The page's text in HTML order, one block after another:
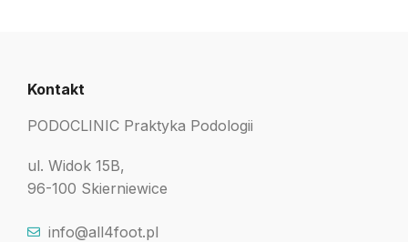
Kontakt
PODOCLINIC Praktyka Podologii
ul. Widok 15B,
96-100 Skierniewice
info@all4foot.pl